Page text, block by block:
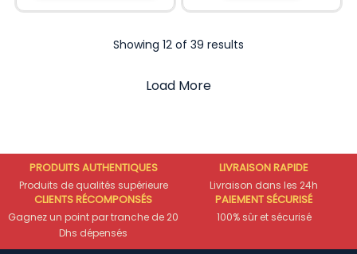
Showing 12 of 39 results
Load More
PRODUITS AUTHENTIQUES
Produits de qualités supérieure
LIVRAISON RAPIDE
Livraison dans les 24h
CLIENTS RÉCOMPONSÉS
Gagnez un point par tranche de 20
Dhs dépensés
PAIEMENT SÉCURISÉ
100% sûr et sécurisé